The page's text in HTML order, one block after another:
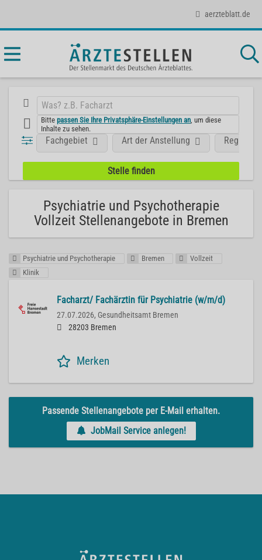
aerzteblatt.de
Bittepassen Sie Ihre Privatsphäre-Einstellungen an , um diese
Inhalte zu sehen.
Fachgebiet Art der Anstellung Region
Psychiatrie und Psychotherapie
Vollzeit Stellenangebote in Bremen
Psychiatrie und Psychotherapie Bremen
Vollzeit
Klinik
Facharzt/ Fachärztin für Psychiatrie (w/m/d)
27.07.2026, Gesundheitsamt Bremen
28203 Bremen
Merken
Passende Stellenangebote per E-Mail erhalten.
JobMail Service anlegen!